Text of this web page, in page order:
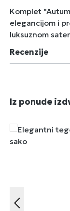
Komplet
elegancijom i
luksuznom
Recenzije
Preskoči galeriju
Iz ponude